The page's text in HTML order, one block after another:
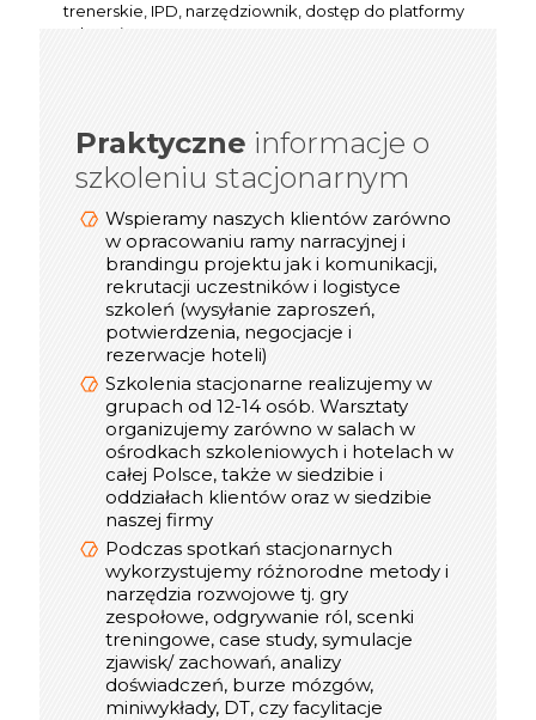
trenerskie, IPD, narzędziownik, dostęp do platformy
e-learning Certes, czy one pager.
Praktyczne informacje o
szkoleniu stacjonarnym
Wspieramy naszych klientów zarówno
w opracowaniu ramy narracyjnej i
brandingu projektu jak i komunikacji,
rekrutacji uczestników i logistyce
szkoleń (wysyłanie zaproszeń,
potwierdzenia, negocjacje i
rezerwacje hoteli)
Szkolenia stacjonarne realizujemy w
grupach od 12-14 osób. Warsztaty
organizujemy zarówno w salach w
ośrodkach szkoleniowych i hotelach w
całej Polsce, także w siedzibie i
oddziałach klientów oraz w siedzibie
naszej firmy
Podczas spotkań stacjonarnych
wykorzystujemy różnorodne metody i
narzędzia rozwojowe tj. gry
zespołowe, odgrywanie ról, scenki
treningowe, case study, symulacje
zjawisk/ zachowań, analizy
doświadczeń, burze mózgów,
miniwykłady, DT, czy facylitacje
Praktyczne
informacje o
szkoleniu online/webinarze
Dostosowujemy technologię transmisji
video (Zoom, Microsoft Teams, Cisco
Webex, Google Meet) do możliwości
naszych Klientów
Podczas spotkań online korzystamy z
takich narzędzi jak: Mentimeter, Miro,
Mural, Padlet, Jambord
Mamy duże doświadczenie w realizacji
szkoleń online - pierwsze działania
rozpoczęliśmy w 2019 roku
Podczas szkoleń online uczestnicy
otrzymują materiały w wersji pdf, oraz
certyfikat online
W trakcie realizacji spotkania online
do dyspozycji uczestników jest
konsultant, który dba o jakość
szkolenia
Optymalna liczba Uczestników w
interaktywnym szkoleniu online to 12
osób, w webinarze do 300